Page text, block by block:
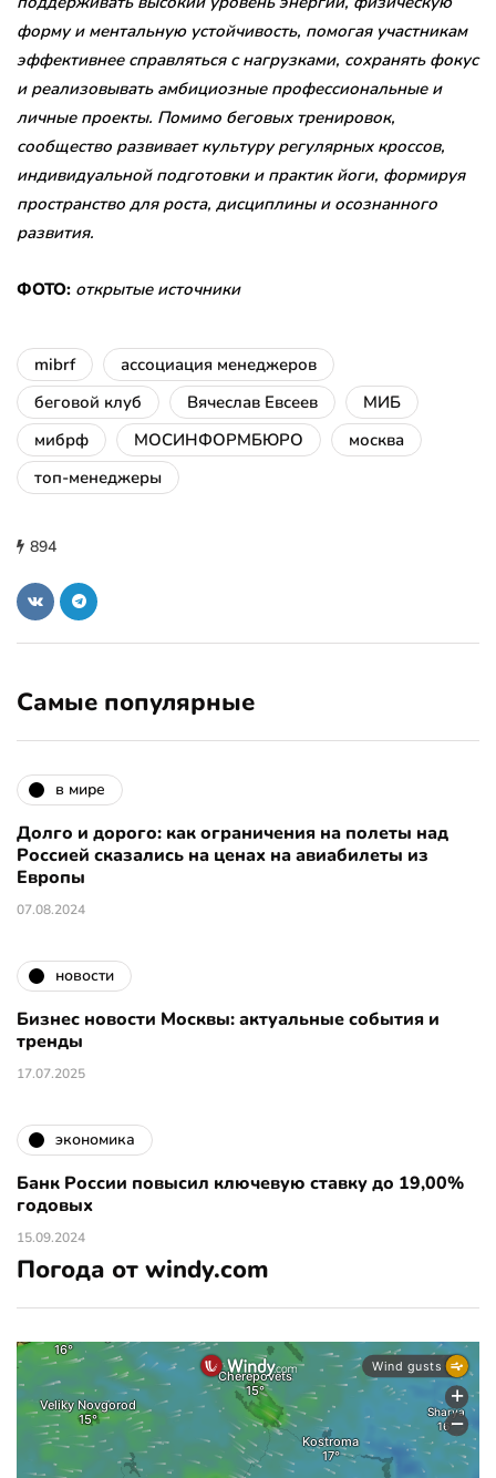
форму и ментальную устойчивость, помогая участникам
эффективнее справляться с нагрузками, сохранять фокус
и реализовывать амбициозные профессиональные и
личные проекты. Помимо беговых тренировок,
сообщество развивает культуру регулярных кроссов,
индивидуальной подготовки и практик йоги, формируя
пространство для роста, дисциплины и осознанного
развития.
ФОТО: открытые источники
mibrf
ассоциация менеджеров
беговой клуб
Вячеслав Евсеев
МИБ
мибрф
МОСИНФОРМБЮРО
москва
топ-менеджеры
894
Самые популярные
в мире
Долго и дорого: как ограничения на полеты над
Россией сказались на ценах на авиабилеты из
Европы
07.08.2024
новости
Бизнес новости Москвы: актуальные события и
тренды
17.07.2025
экономика
Банк России повысил ключевую ставку до 19,00%
годовых
15.09.2024
Погода от windy.com